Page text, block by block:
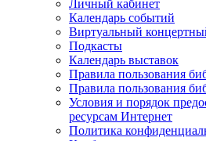
Личный кабинет
Календарь событий
Виртуальный
Подкасты
Календарь выставок
Правила пользования
Правила пользования
Условия и порядок
ресурсам Интернет
Политика